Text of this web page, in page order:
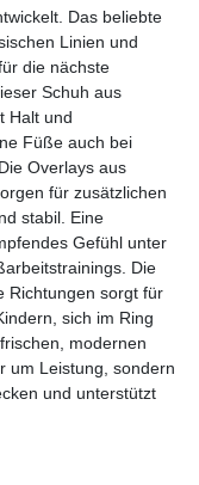
Das beliebte
Linien und
die nächste
Schuh aus
Halt und
Füße auch bei
Overlays aus
für zusätzlichen
stabil. Eine
Gefühl unter
Die
Richtungen sorgt für
sich im Ring
modernen
um Leistung, sondern
und unterstützt